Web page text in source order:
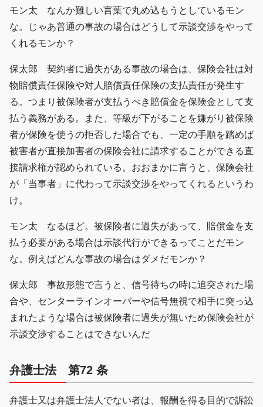
モン太 なんか難しい言葉で丸め込もうとしているモン
な。じゃあ普通の事故の場合はどうして示談交渉をやって
くれるモンか？
保太郎 契約者に過失がある事故の場合は、保険会社は対
物賠償責任保険や対人賠償責任保険の支払責任が発生す
る。つまり被保険者が支払うべき賠償金を保険金として支
払う義務がある。また、等級が下がることを嫌がり被保険
者が保険を使うの拒否した場合でも、一定の手順を踏めば
被害者が直接加害者の保険会社に請求することができる直
接請求権が認められている。おおまかに言うと、保険会社
が「当事者」に代わって示談交渉をやってくれるというわ
け。
モン太 なるほど。被保険者に過失があって、賠償金を支
払う必要がある場合は示談代行ができるってことだモン
な。例えばどんな事故の場合はダメだモンか？
保太郎 事故形態で言うと、信号待ちの時に追突された場
合や、センターラインオーバーや信号無視で相手に突っ込
まれたような場合は被保険者に過失が無いため保険会社が
示談交渉することはできないんだ
弁護士法 第72 条
弁護士又は弁護士法人でない者は、報酬を得る目的で訴訟